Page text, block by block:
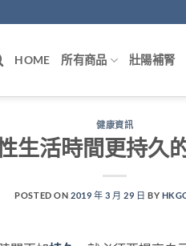
HOME 所有商品 壯陽補腎
健康資訊
生活時間更持久
POSTED ON 2019 年 3 月 29 日 BY